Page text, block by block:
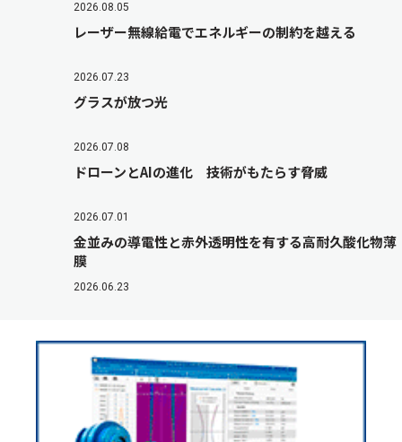
2026.08.05
レーザー無線給電でエネルギーの制約を越える
2026.07.23
グラスが放つ光
2026.07.08
ドローンとAIの進化 技術がもたらす脅威
2026.07.01
金並みの導電性と赤外透明性を有する高耐久酸化物薄
膜
2026.06.23